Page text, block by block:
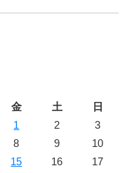
金 土
日
1
2
3
8 9
10
15 16
17